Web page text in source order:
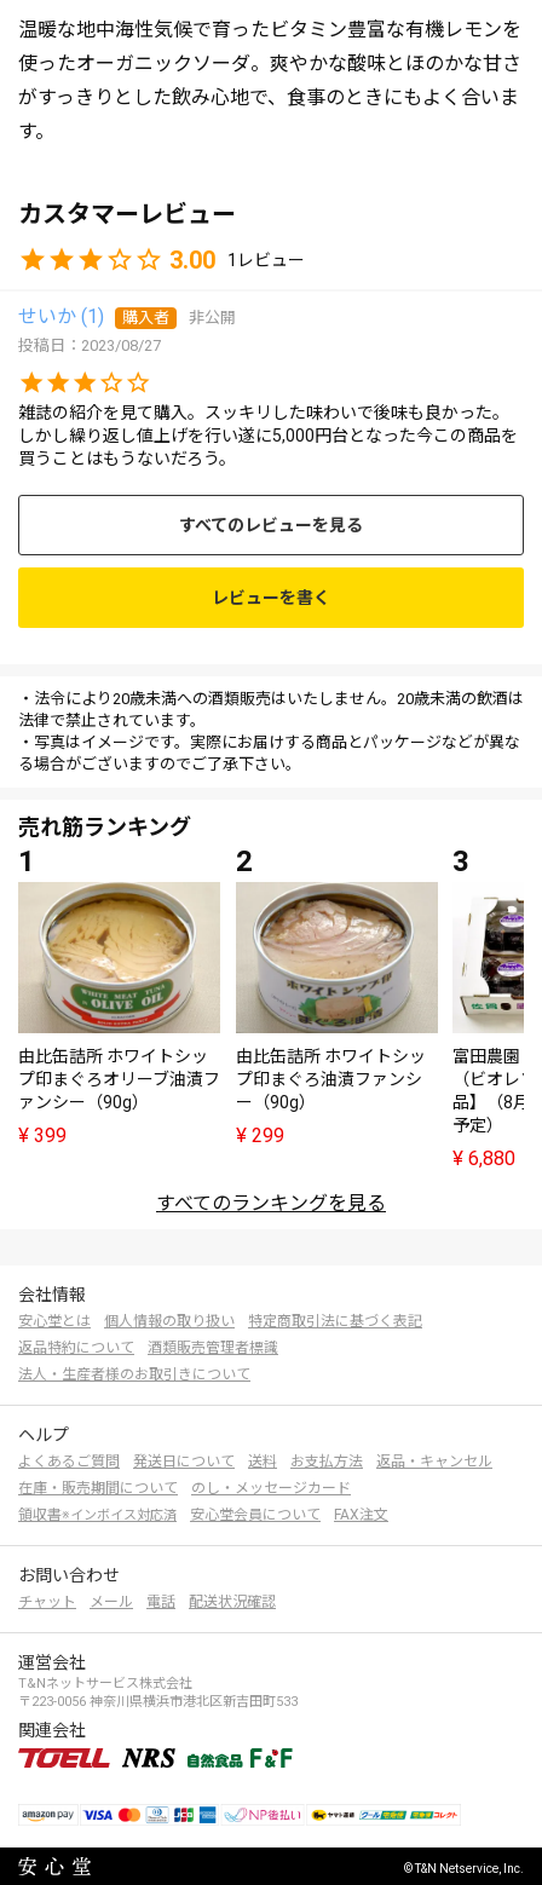
温暖な地中海性気候で育ったビタミン豊富な有機レモンを
使ったオーガニックソーダ。爽やかな酸味とほのかな甘さ
がすっきりとした飲み心地で、食事のときにもよく合いま
す。
カスタマーレビュー
3.00
1
せいか 1 購入者
非公開
投稿日
2023/08/27
雑誌の紹介を見て購入。スッキリした味わいで後味も良かった。
しかし繰り返し値上げを行い遂に5,000円台となった今この商品を
買うことはもうないだろう。
すべてのレビューを見る
レビューを書く
・法令により20歳未満への酒類販売はいたしません。20歳未満の飲酒は
法律で禁止されています。
・写真はイメージです。実際にお届けする商品とパッケージなどが異な
る場合がございますのでご了承下さい。
売れ筋ランキング
由比缶詰所 ホワイトシッ
プ印まぐろオリーブ油漬フ
ァンシー（90g）
¥ 399
由比缶詰所 ホワイトシッ
プ印まぐろ油漬ファンシ
ー（90g）
¥ 299
富田農園
（ビオレ
品】（8月
予定）
¥ 6,880
すべてのランキングを見る
会社情報
安心堂とは 個人情報の取り扱い
特定商取引法に基づく表記
返品特約について
酒類販売管理者標識
法人・生産者様のお取引きについて
ヘルプ
よくあるご質問 発送日について 送料 お支払方法
返品・キャンセル
在庫・販売期間について
のし・メッセージカード
領収書※インボイス対応済 安心堂会員について FAX注文
お問い合わせ
チャット メール 電話 配送状況確認
運営会社
T&Nネットサービス株式会社
〒223-0056 神奈川県横浜市港北区新吉田町533
関連会社
© T&N Netservice, Inc.